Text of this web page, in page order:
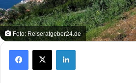
Foto: Reiseratgeber24.de
X